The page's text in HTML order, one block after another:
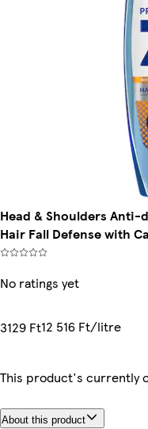
Head & Shoulders
Hair Fall Defense with
No ratings yet
3129 Ft12 516 Ft/litre
This product's currently
About this product